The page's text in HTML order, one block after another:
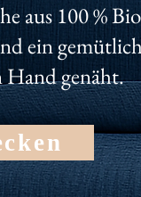
aus 100 %
ein
genäht.
Newsletter